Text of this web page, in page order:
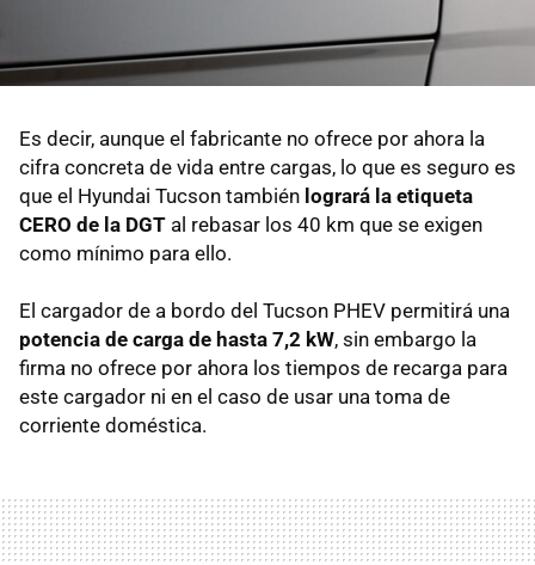
Es decir, aunque el fabricante no ofrece por ahora la
cifra concreta de vida entre cargas, lo que es seguro es
que el Hyundai Tucson también logrará la etiqueta
CERO de la DGT al rebasar los 40 km que se exigen
como mínimo para ello.
El cargador de a bordo del Tucson PHEV permitirá una
potencia de carga de hasta 7,2 kW, sin embargo la
firma no ofrece por ahora los tiempos de recarga para
este cargador ni en el caso de usar una toma de
corriente doméstica.